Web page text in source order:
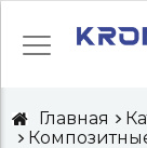
Главная